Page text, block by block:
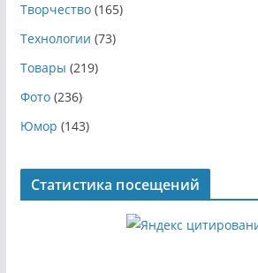
Творчество(165)
Технологии (73)
Товары (219)
Фото(236)
Юмор (143)
Статистика посещений